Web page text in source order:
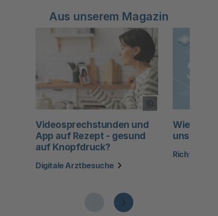
Aus unserem Magazin
Copyright Tooltip
Videosprechstunden und
App auf Rezept - gesund
auf Knopfdruck?
Digitale Arztbesuche
Wie die
unser
Richtiger